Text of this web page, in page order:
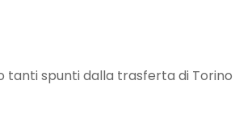
tanti spunti dalla trasferta di Torino